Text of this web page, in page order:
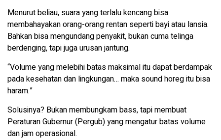
Menurut beliau, suara yang terlalu kencang bisa
membahayakan orang-orang rentan seperti bayi atau lansia.
Bahkan bisa mengundang penyakit, bukan cuma telinga
berdenging, tapi juga urusan jantung.
“Volume yang melebihi batas maksimal itu dapat berdampak
pada kesehatan dan lingkungan… maka sound horeg itu bisa
haram.”
Solusinya? Bukan membungkam bass, tapi membuat
Peraturan Gubernur (Pergub) yang mengatur batas volume
dan jam operasional.